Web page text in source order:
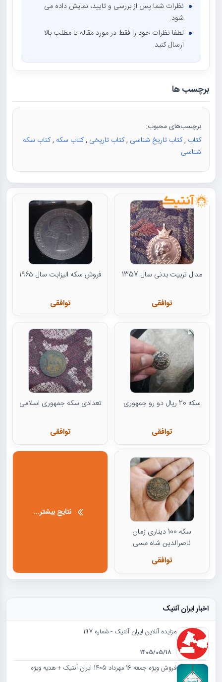
نظرات شما پس از بررسی و تایید، نمایش داده می
شود.
لطفا نظرات خود را فقط در مورد مقاله یا مطلب بالا
ارسال کنید.
برچسب ها
برچسب‌های محبوب:
کتاب ,کتاب تاریخ شناسی ,کتاب تاریخی ,کتاب سکه ,کتاب سکه
شناسی
مدال تربیت بدنی سال 1357
توافقی
فروش سکه الیزابت سال ۱۹۶۵
توافقی
سکه 20 ریال دو رو جمهوری
توافقی
تعدادی سکه جمهوری اسلامی
توافقی
سکه 100 دیناری زمان
ناصرالدین شاه مسی
توافقی
نتایج بیشتر...
اخبار ایران آنتیک
مزایده آنلاین ایران آنتیک - شماره 197
1405/05/18
فروش ویژه جمعه 16 مهرداد 1405 ایران آنتیک + هدیه ویژه